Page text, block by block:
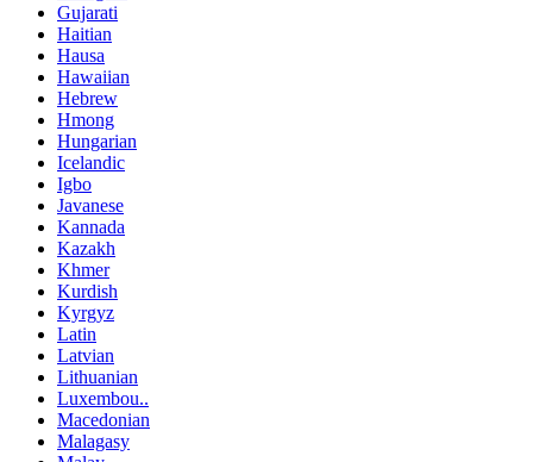
Gujarati
Haitian
Hausa
Hawaiian
Hebrew
Hmong
Hungarian
Icelandic
Igbo
Javanese
Kannada
Kazakh
Khmer
Kurdish
Kyrgyz
Latin
Latvian
Lithuanian
Luxembou..
Macedonian
Malagasy